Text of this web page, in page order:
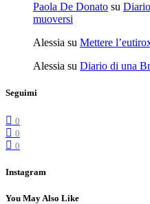
Paola De Donato su
muoversi
Alessia su Mettere
Alessia su Diario di una
Seguimi
0
0
0
Instagram
You May Also Like